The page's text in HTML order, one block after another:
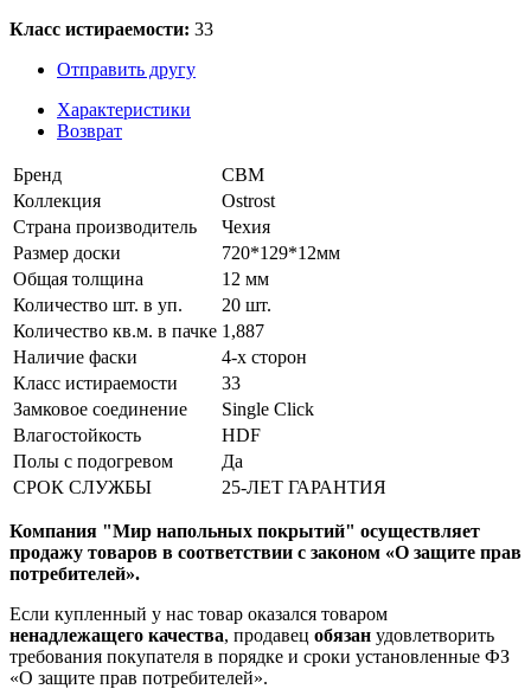
Класс истираемости: 33
Отправить другу
Характеристики
Возврат
Бренд
CBM
Коллекция
Ostrost
Страна производитель
Чехия
Размер доски
720*129*12мм
Общая толщина
12 мм
Количество шт. в уп.
20 шт.
Количество кв.м. в пачке 1,887
Наличие фаски
4-х сторон
Класс истираемости
33
Замковое соединение
Single Click
Влагостойкость
HDF
Полы с подогревом
Да
СРОК СЛУЖБЫ
25-ЛЕТ ГАРАНТИЯ
Компания "Мир напольных покрытий" осуществляет
продажу товаров в соответствии с законом «О защите прав
потребителей».
Если купленный у нас товар оказался товаром
ненадлежащего качества, продавец обязан удовлетворить
требования покупателя в порядке и сроки установленные ФЗ
«О защите прав потребителей».